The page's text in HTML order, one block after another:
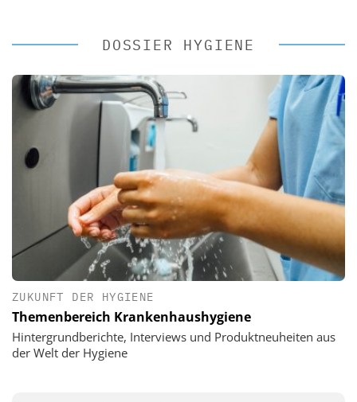
DOSSIER HYGIENE
ZUKUNFT DER HYGIENE
Themenbereich Krankenhaushygiene
Hintergrundberichte, Interviews und Produktneuheiten aus
der Welt der Hygiene